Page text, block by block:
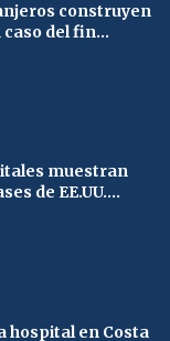
construyen
del fin...
muestran
de EE.UU....
hospital en Costa